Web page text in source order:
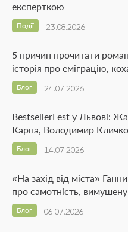
експерткою
23.08.2026
Події
5 причин прочитати
історія про еміграцію,
24.07.2026
Блог
BestsellerFest у Львові:
Карпа, Володимир Кличко
14.07.2026
Блог
«На захід від міста»
про самотність,
06.07.2026
Блог